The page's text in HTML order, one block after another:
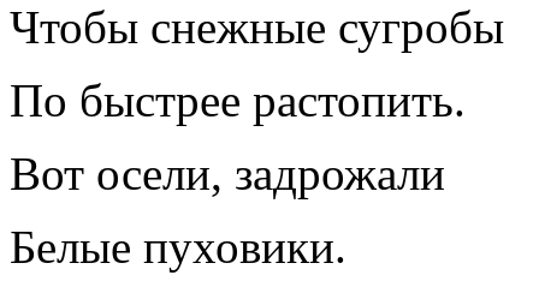
Чтобы снежные сугробы
По быстрее растопить.
Вот осели, задрожали
Белые пуховики.